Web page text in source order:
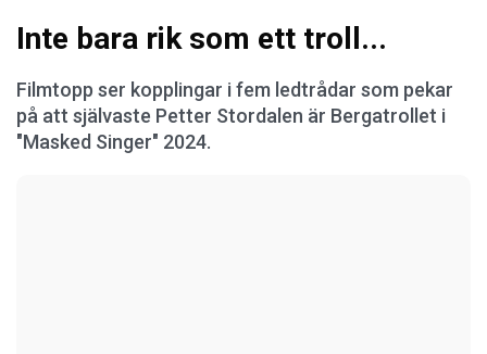
Inte bara rik som ett troll...
Filmtopp ser kopplingar i fem ledtrådar som pekar
på att självaste Petter Stordalen är Bergatrollet i
"Masked Singer" 2024.